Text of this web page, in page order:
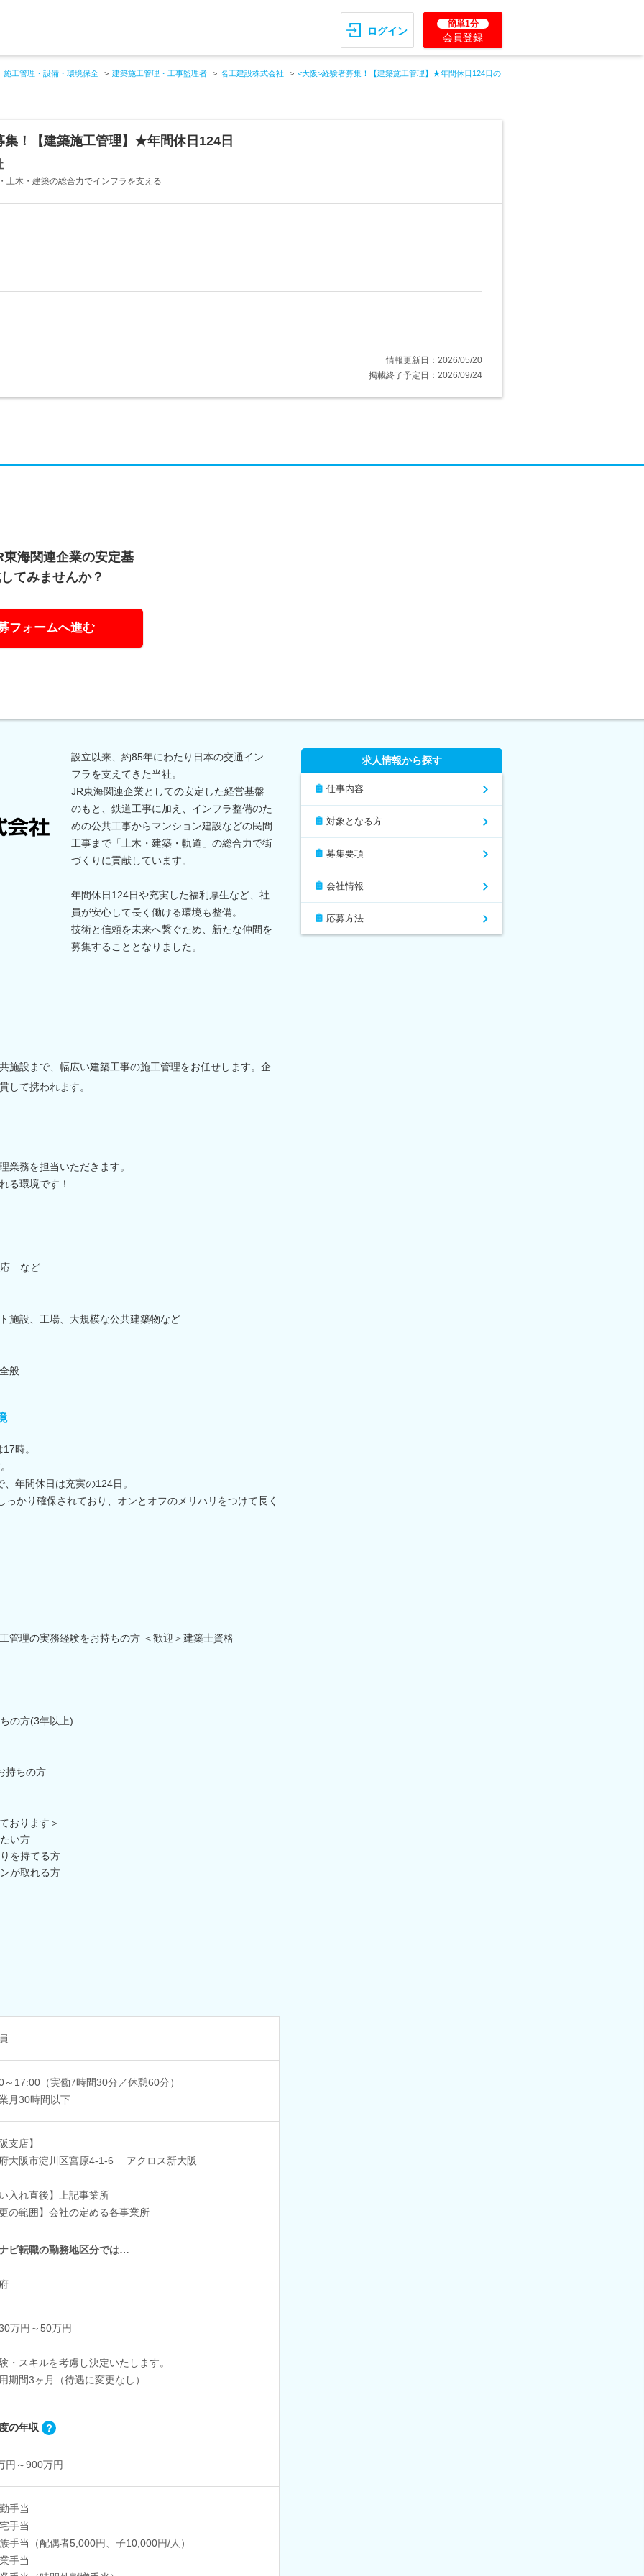
ログイン
簡単1分
会員登録
施工管理・設備・環境保全 建築施工管理・工事監理者 名工建設株式会社 <大阪>経験者募集！【建築施工管理】★年間休日124日の
集！【建築施工管理】★年間休日124日
土木・建築の総合力でインフラを支える
情報更新日：2026/05/20
掲載終了予定日：2026/09/24
海関連企業の安定基
てみませんか？
フォームへ進む
設立以来、約85年にわたり日本の交通イン
フラを支えてきた当社。
JR東海関連企業としての安定した経営基盤
のもと、鉄道工事に加え、インフラ整備のた
めの公共工事からマンション建設などの民間
工事まで「土木・建築・軌道」の総合力で街
づくりに貢献しています。
年間休日124日や充実した福利厚生など、社
員が安心して長く働ける環境も整備。
技術と信頼を未来へ繋ぐため、新たな仲間を
募集することとなりました。
施設まで、幅広い建築工事の施工管理をお任せします。企
して携われます。
業務を担当いただきます。
る環境です！
応 など
施設、工場、大規模な公共建築物など
般
時。
年間休日は充実の124日。
かり確保されており、オンとオフのメリハリをつけて長く
管理の実務経験をお持ちの方 ＜歓迎＞建築士資格
の方(3年以上)
持ちの方
おります＞
い方
を持てる方
が取れる方
～17:00（実働7時間30分／休憩60分）
月30時間以下
支店】
大阪市淀川区宮原4-1-6 アクロス新大阪
入れ直後】上記事業所
の範囲】会社の定める各事業所
ビ転職の勤務地区分では…
万円～50万円
・スキルを考慮し決定いたします。
期間3ヶ月（待遇に変更なし）
の年収
円～900万円
手当
手当
手当（配偶者5,000円、子10,000円/人）
手当
求人情報から探す
仕事内容
対象となる方
募集要項
会社情報
応募方法